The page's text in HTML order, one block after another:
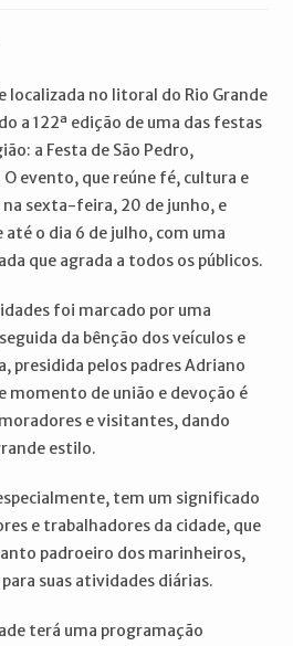
localizada no litoral do Rio Grande
a 122ª edição de uma das festas
a Festa de São Pedro,
evento, que reúne fé, cultura e
sexta-feira, 20 de junho, e
o dia 6 de julho, com uma
que agrada a todos os públicos.
foi marcado por uma
da bênção dos veículos e
presidida pelos padres Adriano
momento de união e devoção é
e visitantes, dando
estilo.
tem um significado
e trabalhadores da cidade, que
padroeiro dos marinheiros,
suas atividades diárias.
terá uma programação